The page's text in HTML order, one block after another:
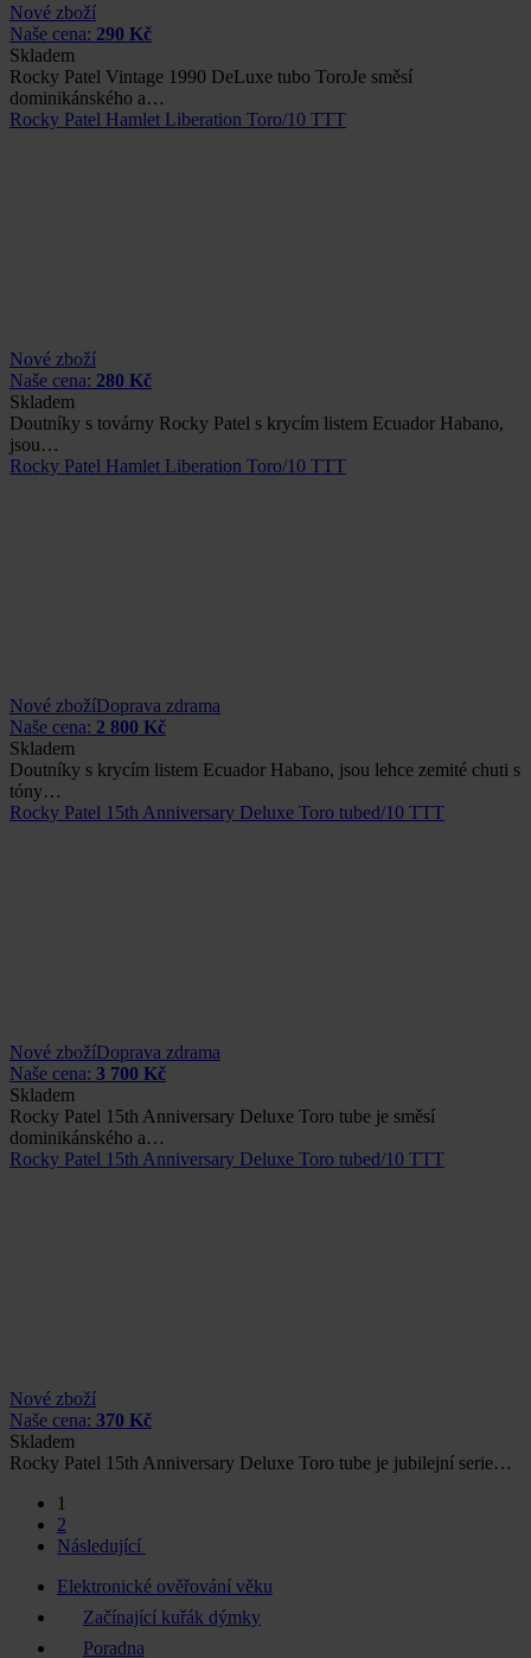
Nové zboží
Naše cena: 290 Kč
Skladem
Rocky Patel Vintage 1990 DeLuxe tubo ToroJe směsí
dominikánského a…
Rocky Patel Hamlet Liberation Toro/10 TTT
Nové zboží
Naše cena: 280 Kč
Skladem
Doutníky s továrny Rocky Patel s krycím listem Ecuador Habano,
jsou…
Rocky Patel Hamlet Liberation Toro/10 TTT
Nové zbožíDoprava zdrama
Naše cena: 2 800 Kč
Skladem
Doutníky s krycím listem Ecuador Habano, jsou lehce zemité chuti s
tóny…
Rocky Patel 15th Anniversary Deluxe Toro tubed/10 TTT
Nové zbožíDoprava zdrama
Naše cena: 3 700 Kč
Skladem
Rocky Patel 15th Anniversary Deluxe Toro tube je směsí
dominikánského a…
Rocky Patel 15th Anniversary Deluxe Toro tubed/10 TTT
Nové zboží
Naše cena: 370 Kč
Skladem
Rocky Patel 15th Anniversary Deluxe Toro tube je jubilejní serie…
1
2
Následující
Elektronické ověřování věku
Začínající kuřák dýmky
Poradna